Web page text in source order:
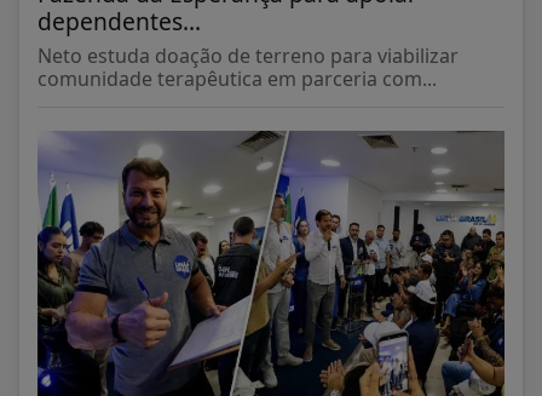
dependentes...
Neto estuda doação de terreno para viabilizar
comunidade terapêutica em parceria com...